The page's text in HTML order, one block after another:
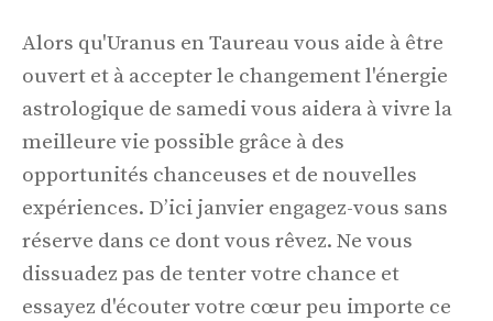
Alors qu'Uranus en Taureau vous aide à être
ouvert et à accepter le changement l'énergie
astrologique de samedi vous aidera à vivre la
meilleure vie possible grâce à des
opportunités chanceuses et de nouvelles
expériences. D’ici janvier engagez-vous sans
réserve dans ce dont vous rêvez. Ne vous
dissuadez pas de tenter votre chance et
essayez d'écouter votre cœur peu importe ce